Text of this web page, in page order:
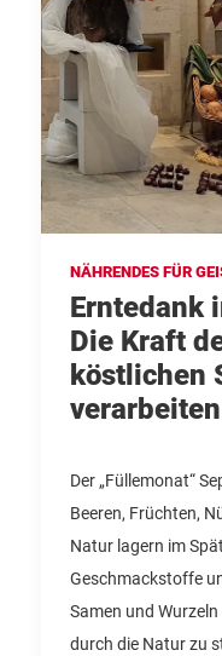
NÄHRENDES FÜR
Erntedank
Die Kraft
köstlichen
Der „Füllemonat“
Beeren, Früchten,
Natur lagern im
Geschmackstoffe
Samen und
durch die Natur zu